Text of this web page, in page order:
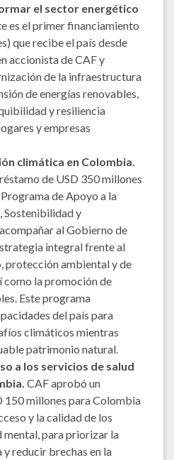
el sector energético
es el primer financiamiento
que recibe el país desde
accionista de CAF y
de la infraestructura
de energías renovables,
y resiliencia
y empresas
climática en Colombia.
de USD 350 millones
de Apoyo a la
Sostenibilidad y
al Gobierno de
integral frente al
protección ambiental y de
como la promoción de
Este programa
del país para
climáticos mientras
patrimonio natural.
a los servicios de salud
CAF aprobó un
150 millones para Colombia
y la calidad de los
mental, para priorizar la
reducir brechas en la